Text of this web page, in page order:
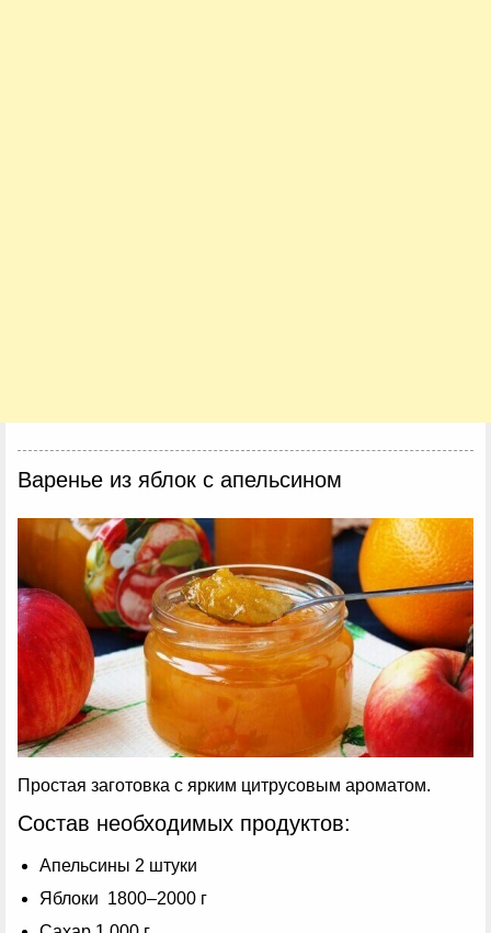
Варенье из яблок с апельсином
Простая заготовка с ярким цитрусовым ароматом.
Состав необходимых продуктов:
Апельсины 2 штуки
Яблоки 1800–2000 г